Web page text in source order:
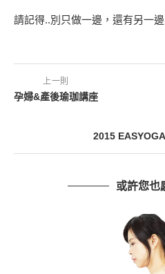
請記得..別只做一邊，還有另一
上一則
孕婦&產後瑜珈講座
2015
或許您也